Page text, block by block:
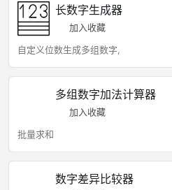
长数字生成器
加入收藏
自定义位数生成多组数字,
多组数字加法计算器
加入收藏
批量求和
数字差异比较器